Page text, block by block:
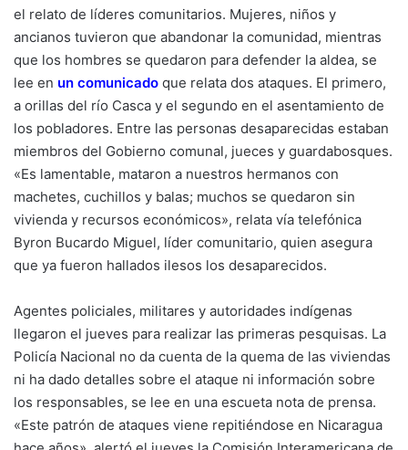
el relato de líderes comunitarios. Mujeres, niños y
ancianos tuvieron que abandonar la comunidad, mientras
que los hombres se quedaron para defender la aldea, se
lee en un comunicado que relata dos ataques. El primero,
a orillas del río Casca y el segundo en el asentamiento de
los pobladores. Entre las personas desaparecidas estaban
miembros del Gobierno comunal, jueces y guardabosques.
«Es lamentable, mataron a nuestros hermanos con
machetes, cuchillos y balas; muchos se quedaron sin
vivienda y recursos económicos», relata vía telefónica
Byron Bucardo Miguel, líder comunitario, quien asegura
que ya fueron hallados ilesos los desaparecidos.
Agentes policiales, militares y autoridades indígenas
llegaron el jueves para realizar las primeras pesquisas. La
Policía Nacional no da cuenta de la quema de las viviendas
ni ha dado detalles sobre el ataque ni información sobre
los responsables, se lee en una escueta nota de prensa.
«Este patrón de ataques viene repitiéndose en Nicaragua